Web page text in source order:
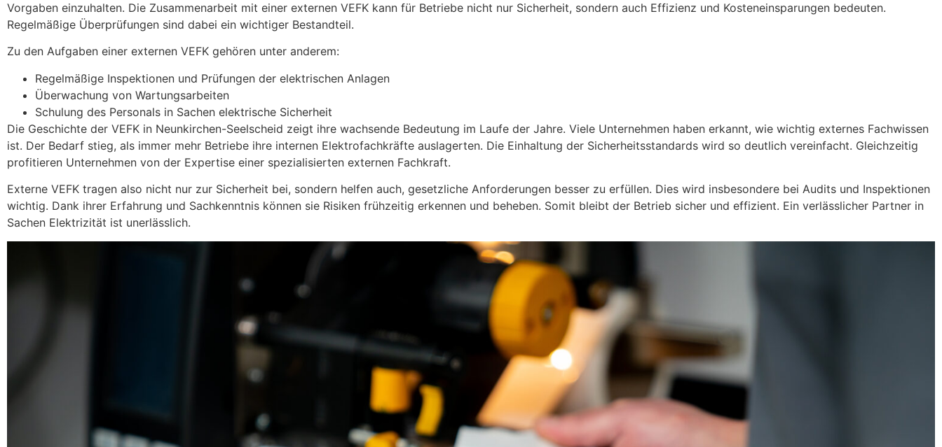
Vorgaben einzuhalten. Die Zusammenarbeit mit einer externen VEFK kann für Betriebe nicht nur Sicherheit, sondern auch Effizienz und Kosteneinsparungen bedeuten.
Regelmäßige Überprüfungen sind dabei ein wichtiger Bestandteil.
Zu den Aufgaben einer externen VEFK gehören unter anderem:
Regelmäßige Inspektionen und Prüfungen der elektrischen Anlagen
Überwachung von Wartungsarbeiten
Schulung des Personals in Sachen elektrische Sicherheit
Die Geschichte der VEFK in Neunkirchen-Seelscheid zeigt ihre wachsende Bedeutung im Laufe der Jahre. Viele Unternehmen haben erkannt, wie wichtig externes Fachwissen
ist. Der Bedarf stieg, als immer mehr Betriebe ihre internen Elektrofachkräfte auslagerten. Die Einhaltung der Sicherheitsstandards wird so deutlich vereinfacht. Gleichzeitig
profitieren Unternehmen von der Expertise einer spezialisierten externen Fachkraft.
Externe VEFK tragen also nicht nur zur Sicherheit bei, sondern helfen auch, gesetzliche Anforderungen besser zu erfüllen. Dies wird insbesondere bei Audits und Inspektionen
wichtig. Dank ihrer Erfahrung und Sachkenntnis können sie Risiken frühzeitig erkennen und beheben. Somit bleibt der Betrieb sicher und effizient. Ein verlässlicher Partner in
Sachen Elektrizität ist unerlässlich.